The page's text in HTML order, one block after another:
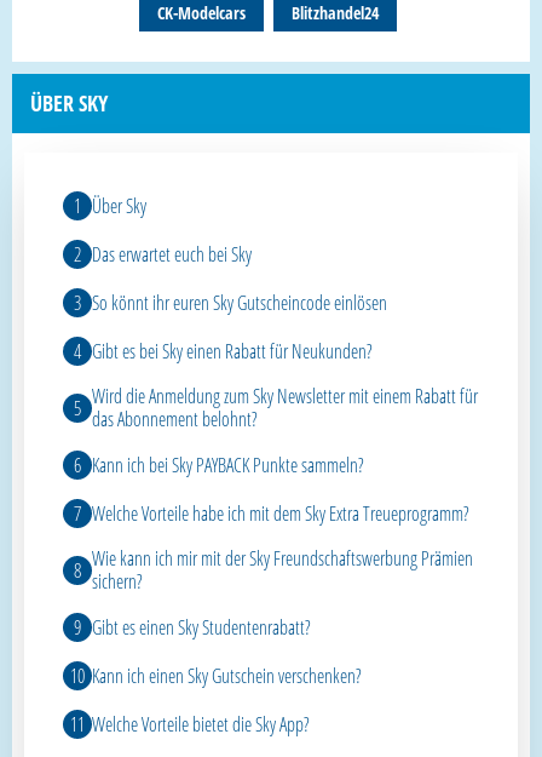
CK-Modelcars
Blitzhandel24
ÜBER SKY
Über Sky
Das erwartet euch bei Sky
So könnt ihr euren Sky Gutscheincode einlösen
Gibt es bei Sky einen Rabatt für Neukunden?
Wird die Anmeldung zum Sky Newsletter mit einem Rabatt für
das Abonnement belohnt?
Kann ich bei Sky PAYBACK Punkte sammeln?
Welche Vorteile habe ich mit dem Sky Extra Treueprogramm?
Wie kann ich mir mit der Sky Freundschaftswerbung Prämien
sichern?
Gibt es einen Sky Studentenrabatt?
Kann ich einen Sky Gutschein verschenken?
Welche Vorteile bietet die Sky App?